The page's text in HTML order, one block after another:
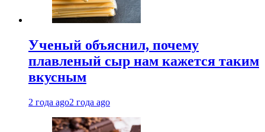
Ученый объяснил, почему
плавленый сыр нам кажется таким
вкусным
2 года ago2 года ago